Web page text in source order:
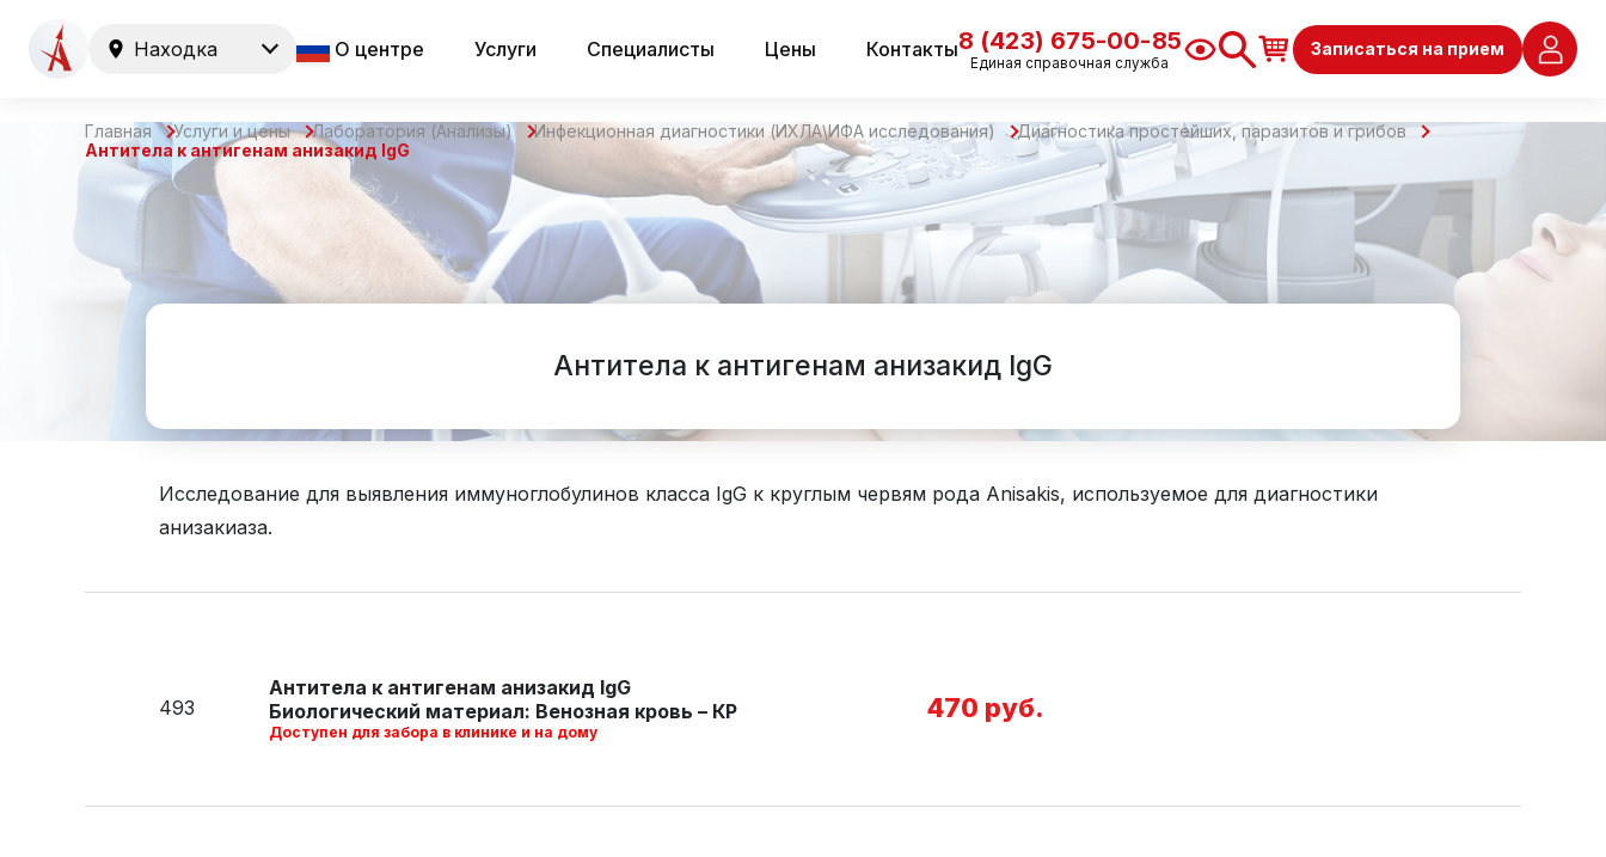
Находка О центре Услуги Специалисты Цены Контакты8 (423) 675-00-85
Единая справочная служба
Записаться на прием
Главная Услуги и цены Лаборатория (Анализы) Инфекционная диагностики (ИХЛА\ИФА исследования)
Диагностика простейших, паразитов и грибов
Антитела к антигенам анизакид IgG
Антитела к антигенам анизакид IgG
Исследование для выявления иммуноглобулинов класса IgG к круглым червям рода Anisakis, используемое для диагностики
анизакиаза.
493
Антитела к антигенам анизакид IgG
Биологический материал: Венозная кровь – КР
Доступен для забора в клинике и на дому
470 руб.